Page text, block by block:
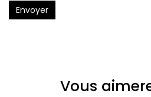
Envoyer
Vous